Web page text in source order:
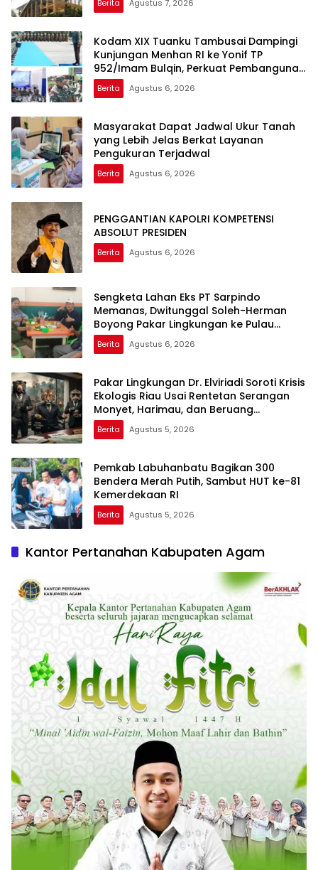
Berita Agustus 7, 2026
Kodam XIX Tuanku Tambusai Dampingi
Kunjungan Menhan RI ke Yonif TP
952/Imam Bulqin, Perkuat Pembangunan
Satuan
Berita Agustus 6, 2026
Masyarakat Dapat Jadwal Ukur Tanah
yang Lebih Jelas Berkat Layanan
Pengukuran Terjadwal
Berita Agustus 6, 2026
PENGGANTIAN KAPOLRI KOMPETENSI
ABSOLUT PRESIDEN
Berita Agustus 6, 2026
Sengketa Lahan Eks PT Sarpindo
Memanas, Dwitunggal Soleh-Herman
Boyong Pakar Lingkungan ke Pulau
Rupat
Berita Agustus 6, 2026
Pakar Lingkungan Dr. Elviriadi Soroti Krisis
Ekologis Riau Usai Rentetan Serangan
Monyet, Harimau, dan Beruang
Terhadap Warga
Berita Agustus 5, 2026
Pemkab Labuhanbatu Bagikan 300
Bendera Merah Putih, Sambut HUT ke-81
Kemerdekaan RI
Berita Agustus 5, 2026
Kantor Pertanahan Kabupaten Agam